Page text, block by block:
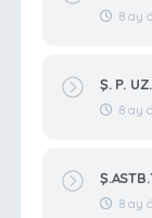
8 ay
Ş. P.
8 ay
8 ay